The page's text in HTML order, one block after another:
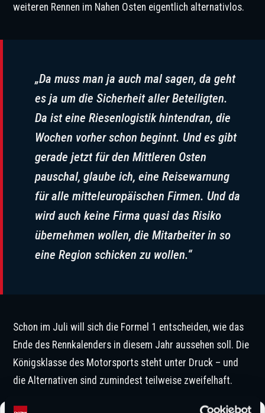
weiteren Rennen im Nahen Osten eigentlich alternativlos.
„Da muss man ja auch mal sagen, da geht
es ja um die Sicherheit aller Beteiligten.
Da ist eine Riesenlogistik hintendran, die
Wochen vorher schon beginnt. Und es gibt
gerade jetzt für den Mittleren Osten
pauschal, glaube ich, eine Reisewarnung
für alle mitteleuropäischen Firmen. Und da
wird auch keine Firma quasi das Risiko
übernehmen wollen, die Mitarbeiter in so
eine Region schicken zu wollen.“
Schon im Juli will sich die Formel 1 entscheiden, wie das
Ende des Rennkalenders in diesem Jahr aussehen soll. Die
Königsklasse des Motorsports steht unter Druck – und
die Alternativen sind zumindest teilweise zweifelhaft.